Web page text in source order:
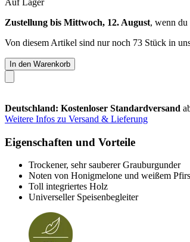
Zustellung bis Mittwoch, 12. August, wenn du
Von diesem Artikel sind nur noch 73 Stück in
In den Warenkorb
Deutschland: Kostenloser Standardversand
Weitere Infos zu Versand & Lieferung
Eigenschaften und Vorteile
Trockener, sehr sauberer Grauburgunder
Noten von Honigmelone und weißem
Toll integriertes Holz
Universeller Speisenbegleiter